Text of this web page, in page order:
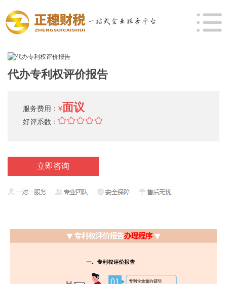
代办专利权评价报告
服务费用： ¥面议
好评系数：
立即咨询